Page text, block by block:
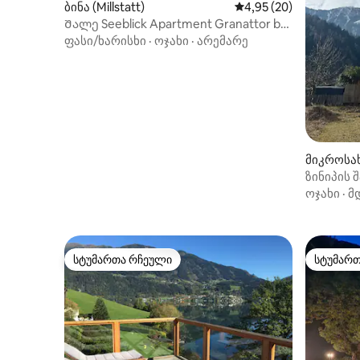
ბინა (Millstatt) საშუალო შეფასებაა
4,95 (20)
Შალე Seeblick Apartment Granattor by
Seebnb
ფასი/ხარისხი · ოჯახი · არემარე
u)
ზინიპის
ოჯახი ·
სტუმართა რჩეული
სტუმართა რჩეული